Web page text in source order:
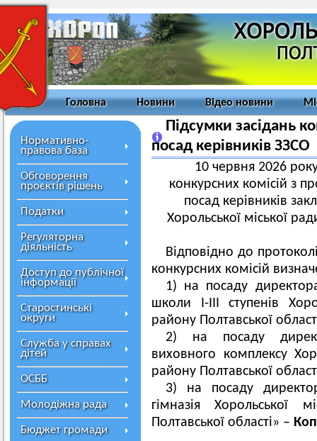
Головна Новини Відео новини
Нормативно-
правова база
Обговорення
проєктів рішень
Податки
Регуляторна
діяльність
Доступ до публічної
інформації
Старостинські
округи
Служба у справах
дітей
ОСББ
Молодіжна рада
Бюджет громади
Підсумки засідань
посад керівників ЗЗСО
10 червня 2026
конкурсних комісій з
посад керівників
Хорольської міської
Відповідно до
конкурсних комісій
1) на посаду директора
школи І-ІІІ ступенів
району Полтавської
2) на посаду
виховного комплексу
району Полтавської
3) на посаду
гімназія Хорольської
Полтавської області» –